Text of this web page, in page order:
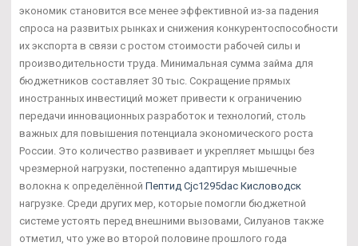
экономик становится все менее эффективной из-за падения
спроса на развитых рынках и снижения конкурентоспособности
их экспорта в связи с ростом стоимости рабочей силы и
производительности труда. Минимальная сумма займа для
бюджетников составляет 30 тыс. Сокращение прямых
иностранных инвестиций может привести к ограничению
передачи инновационных разработок и технологий, столь
важных для повышения потенциала экономического роста
России. Это количество развивает и укрепляет мышцы без
чрезмерной нагрузки, постепенно адаптируя мышечные
волокна к определённой Пептид Cjc1295dac Кисловодск
нагрузке. Среди других мер, которые помогли бюджетной
системе устоять перед внешними вызовами, Силуанов также
отметил, что уже во второй половине прошлого года